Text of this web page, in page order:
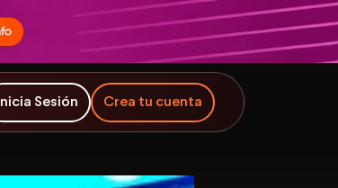
Inicia Sesión Crea tu cuenta